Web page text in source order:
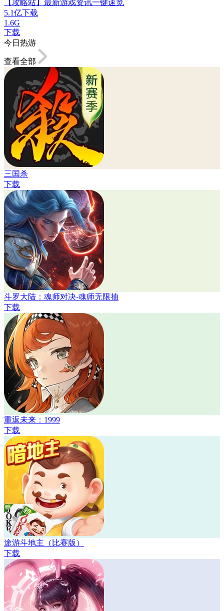
【攻略站】最新游戏资讯一键速览
5.1亿下载
1.6G
下载
今日热游
查看全部
三国杀
下载
斗罗大陆：魂师对决-魂师无限抽
下载
重返未来：1999
下载
途游斗地主（比赛版）
下载